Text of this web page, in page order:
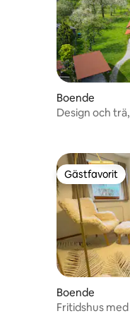
Boende
Design och
Gästfavorit
Gästfavorit
Boende
Fritidshus